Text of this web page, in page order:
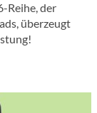
Reihe, der
überzeugt